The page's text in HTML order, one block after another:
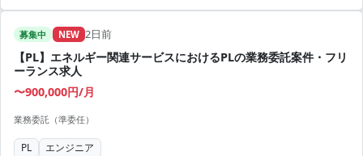
募集中 NEW 2日前
【PL】エネルギー関連サービスにおけるPLの業務委託案件・フリ
ーランス求人
〜900,000円/月
業務委託（準委任）
PL エンジニア